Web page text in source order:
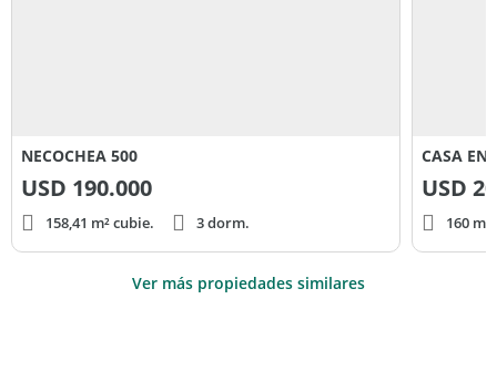
NECOCHEA 500
USD 190.000
158,41 m² cubie. 3 dorm.
USD
160
Ver más propiedades similares